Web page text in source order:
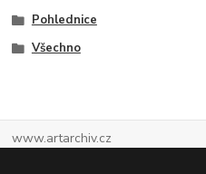
Pohlednice
Všechno
www.artarchiv.cz